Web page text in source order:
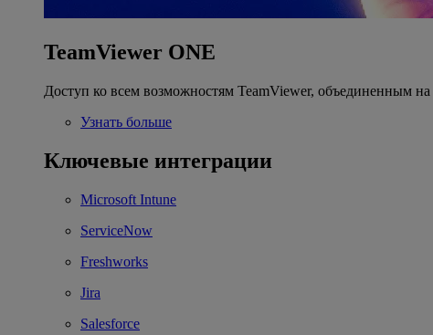
TeamViewer ONE
Доступ ко всем возможностям TeamViewer, объединенным
Узнать больше
Ключевые интеграции
Microsoft Intune
ServiceNow
Freshworks
Jira
Salesforce